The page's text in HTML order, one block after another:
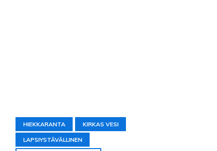
HIEKKARANTA KIRKAS VESI
LAPSIYSTÄVÄLLINEN